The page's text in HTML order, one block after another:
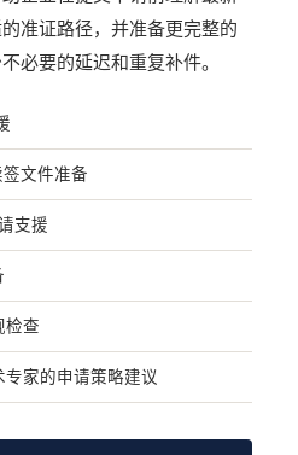
准证路径，并准备更完整的
必要的延迟和重复补件。
文件准备
支援
检查
家的申请策略建议